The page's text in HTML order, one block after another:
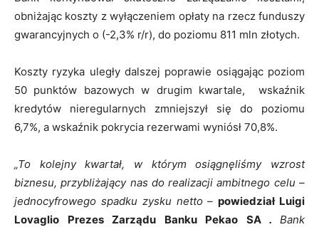
obniżając koszty z wyłączeniem opłaty na rzecz funduszy
gwarancyjnych o (-2,3% r/r), do poziomu 811 mln złotych.
Koszty ryzyka uległy dalszej poprawie osiągając poziom
50 punktów bazowych w drugim kwartale, wskaźnik
kredytów nieregularnych zmniejszył się do poziomu
6,7%, a wskaźnik pokrycia rezerwami wyniósł 70,8%.
„To kolejny kwartał, w którym osiągnęliśmy wzrost
biznesu, przybliżający nas do realizacji ambitnego celu –
jednocyfrowego spadku zysku netto–powiedział Luigi
Lovaglio Prezes Zarządu Banku Pekao SA.Bank